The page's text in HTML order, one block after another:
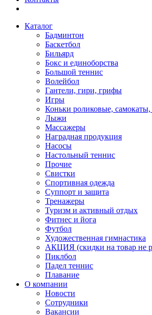
Каталог
Бадминтон
Баскетбол
Бильярд
Бокс и единоборства
Большой теннис
Волейбол
Гантели, гири, грифы
Игры
Коньки роликовые,
Лыжи
Массажеры
Наградная продукция
Насосы
Настольный теннис
Прочие
Свистки
Спортивная одежда
Суппорт и защита
Тренажеры
Туризм и активный отдых
Фитнес и йога
Футбол
Художественная гимнастика
АКЦИЯ (скидки на товар не
Пиклбол
Падел теннис
Плавание
О компании
Новости
Сотрудники
Вакансии